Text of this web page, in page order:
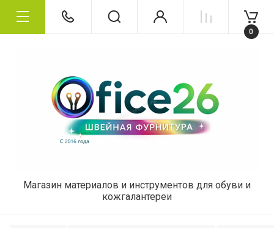
Магазин материалов и инструментов для обуви и
кожгалантереи
0